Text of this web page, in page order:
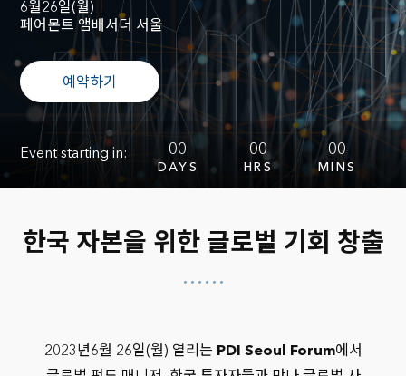
6월26일(월)
페어몬트 앰배서더 서울
예약하기
Event starting in: 00
DAYS
00
HRS
00
MINS
한국 자본을 위한 글로벌 기회 창출
2023년6월 26일(월) 열리는 PDI Seoul Forum에서